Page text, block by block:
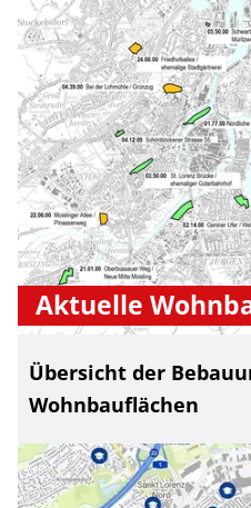
Aktuelle
Übersicht der
Wohnbauflächen